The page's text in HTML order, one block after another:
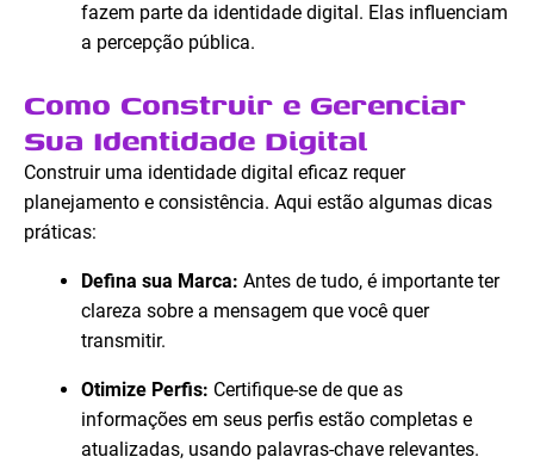
fazem parte da identidade digital. Elas influenciam
a percepção pública.
Como Construir e Gerenciar
Sua Identidade Digital
Construir uma identidade digital eficaz requer
planejamento e consistência. Aqui estão algumas dicas
práticas:
Defina sua Marca: Antes de tudo, é importante ter
clareza sobre a mensagem que você quer
transmitir.
Otimize Perfis: Certifique-se de que as
informações em seus perfis estão completas e
atualizadas, usando palavras-chave relevantes.